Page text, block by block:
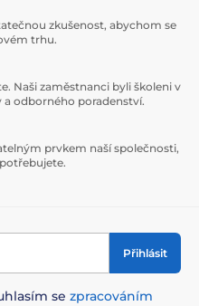
zkušenost, abychom se
trhu.
Naši zaměstnanci byli školeni v
odborného poradenství.
prvkem naší společnosti,
Přihlásit
se zpracováním